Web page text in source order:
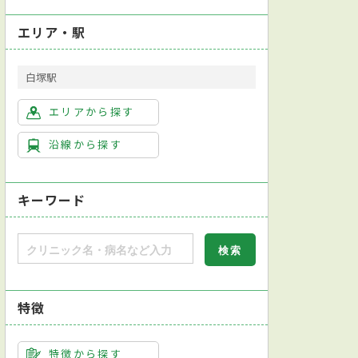
エリア・駅
白塚駅
エリアから探す
沿線から探す
キーワード
特徴
特徴から探す